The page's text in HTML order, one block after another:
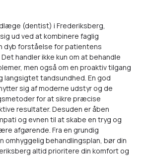
(dentist) i Frederiksberg,
ud ved at kombinere faglig
dyb forståelse for patientens
handler ikke kun om at behandle
men også om en proaktiv tilgang
langsigtet tandsundhed. En god
sig af moderne udstyr og de
for at sikre præcise
resultater. Desuden er åben
og evnen til at skabe en tryg og
afgørende. Fra en grundig
omhyggelig behandlingsplan, bør din
altid prioritere din komfort og